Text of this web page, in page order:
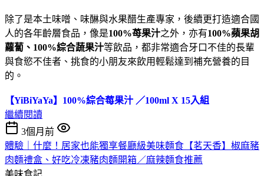
除了是本土味噌、味醂與水果醋生產專家，後續更打造適合國
人的各年齡層食品，像是100%苺果汁之外，亦有100%蘋果胡
蘿蔔、100%綜合蔬果汁等飲品，都非常適合牙口不佳的長輩
與食慾不佳者、挑食的小朋友來飲用輕鬆達到補充營養的目
的。
【YiBiYaYa】100%綜合莓果汁 ／100ml X 15入組
繼續閱讀
3個月前
體驗｜什麼！居家也能獨享餐廳級美味麵食【茗天香】椒麻豬
肉麵禮盒、好吃冷凍豬肉麵開箱／麻辣麵食推薦
美味食記